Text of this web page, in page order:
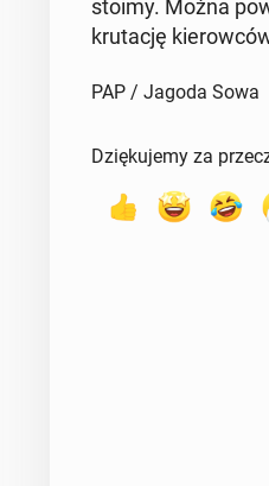
stoimy. Można
kru­ta­cję
PAP / Jagoda Sowa
Dziękujemy za